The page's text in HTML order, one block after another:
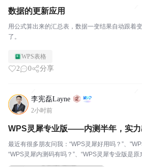
数据的更新应用
用公式算出来的汇总表，数据一变结果自动跟着
了。
WPS表格
2 0 分享
李宪磊Layne
2小时前
WPS灵犀专业版——内测半年，实力
最近有很多朋友问我：“WPS灵犀好用吗？”、
“WPS灵犀内测码有吗？”、“WPS灵犀专业版是原来
下个人感受吧，从WPS灵犀内测至今，我一直在